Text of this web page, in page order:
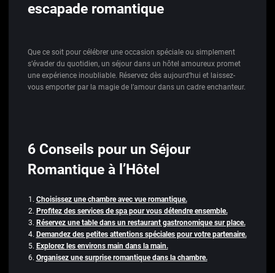
escapade romantique
Que ce soit pour célébrer une occasion spéciale ou simplement
s’évader du quotidien, un séjour dans un hôtel amoureux promet
une expérience inoubliable. Réservez dès aujourd’hui et laissez-
vous emporter par la magie de l’amour dans un cadre enchanteur.
6 Conseils pour un Séjour
Romantique à l’Hôtel
Choisissez une chambre avec vue romantique.
Profitez des services de spa pour vous détendre ensemble.
Réservez une table dans un restaurant gastronomique sur place.
Demandez des petites attentions spéciales pour votre partenaire.
Explorez les environs main dans la main.
Organisez une surprise romantique dans la chambre.